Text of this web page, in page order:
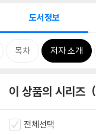
도서정보
목차 저자 소개
이 상품의 시리즈
전체선택